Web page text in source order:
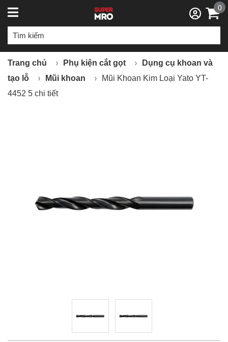
0
Trang chủ Phụ kiện cắt gọt
Dụng cụ khoan và
tạo lỗ
Mũi khoan
Mũi Khoan Kim Loại Yato YT-
4452 5 chi tiết